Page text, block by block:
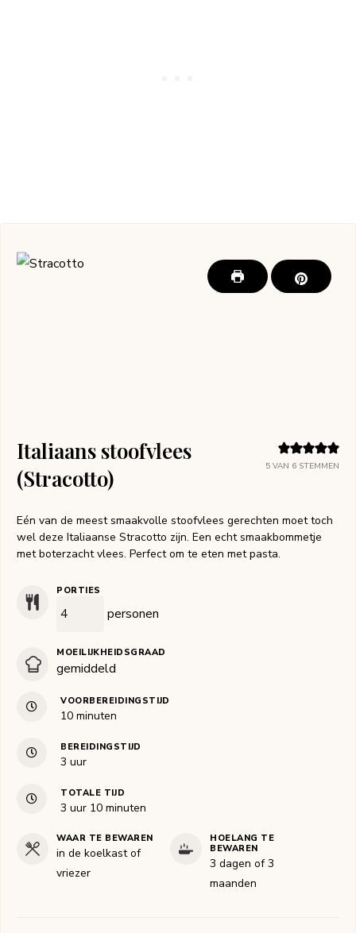
5 VAN 6 STEMMEN
Italiaans stoofvlees
(Stracotto)
Eén van de meest smaakvolle stoofvlees gerechten moet toch
wel deze Italiaanse Stracotto zijn. Een echt smaakbommetje
met boterzacht vlees. Perfect om te eten met pasta.
PORTIES
personen
MOEILIJKHEIDSGRAAD
gemiddeld
VOORBEREIDINGSTIJD
10minuten
minuten
BEREIDINGSTIJD
3 uur
uur
TOTALE TIJD
3 uur
uur 10minuten
minuten
WAAR TE BEWAREN
in de koelkast of
vriezer
HOELANG TE
BEWAREN
3 dagen of 3
maanden